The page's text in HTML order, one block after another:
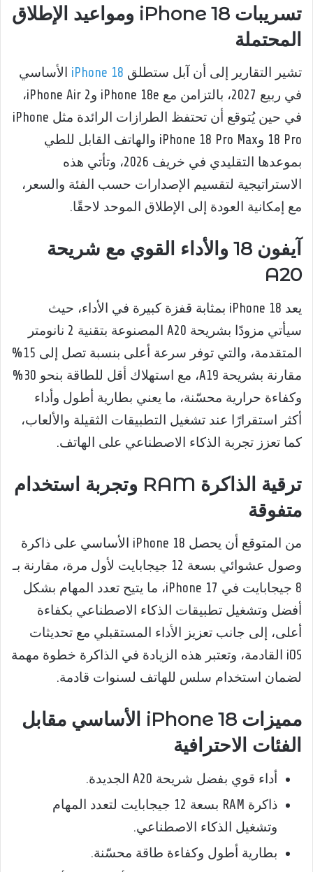
تسريبات iPhone 18 ومواعيد الإطلاق
المحتملة
تشير التقارير إلى أن آبل ستطلق iPhone 18 الأساسي
في ربيع 2027، بالتزامن مع iPhone 18e وiPhone Air 2،
في حين يُتوقع أن تحتفظ الطرازات الرائدة مثل iPhone
18 Pro وiPhone 18 Pro Max والهاتف القابل للطي
بموعدها التقليدي في خريف 2026، وتأتي هذه
الاستراتيجية لتقسيم الإصدارات حسب الفئة والسعر،
مع إمكانية العودة إلى الإطلاق الموحد لاحقًا.
آيفون 18 والأداء القوي مع شريحة
A20
يعد iPhone 18 بمثابة قفزة كبيرة في الأداء، حيث
سيأتي مزودًا بشريحة A20 المصنوعة بتقنية 2 نانومتر
المتقدمة، والتي توفر سرعة أعلى بنسبة تصل إلى 15%
مقارنة بشريحة A19، مع استهلاك أقل للطاقة بنحو 30%
وكفاءة حرارية محسّنة، ما يعني بطارية أطول وأداء
أكثر استقرارًا عند تشغيل التطبيقات الثقيلة والألعاب،
كما تعزز تجربة الذكاء الاصطناعي على الهاتف.
ترقية الذاكرة RAM وتجربة استخدام
متفوقة
من المتوقع أن يحصل iPhone 18 الأساسي على ذاكرة
وصول عشوائي بسعة 12 جيجابايت لأول مرة، مقارنة بـ
8 جيجابايت في iPhone 17، ما يتيح تعدد المهام بشكل
أفضل وتشغيل تطبيقات الذكاء الاصطناعي بكفاءة
أعلى، إلى جانب تعزيز الأداء المستقبلي مع تحديثات
iOS القادمة، وتعتبر هذه الزيادة في الذاكرة خطوة مهمة
لضمان استخدام سلس للهاتف لسنوات قادمة.
مميزات iPhone 18 الأساسي مقابل
الفئات الاحترافية
أداء قوي بفضل شريحة A20 الجديدة.
ذاكرة RAM بسعة 12 جيجابايت لتعدد المهام
وتشغيل الذكاء الاصطناعي.
بطارية أطول وكفاءة طاقة محسّنة.